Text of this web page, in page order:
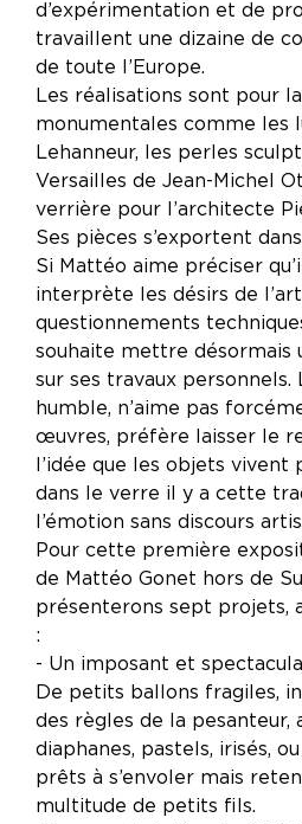
d’expérimentation et de
travaillent une dizaine de
de toute l’Europe.
Les réalisations sont pour
monumentales comme les
Lehanneur, les perles
Versailles de Jean-Michel
verrière pour l’architecte
Ses pièces s’exportent
Si Mattéo aime préciser
interprète les désirs de
questionnements
souhaite mettre désormais
sur ses travaux personnels.
humble, n’aime pas
œuvres, préfère laisser le
l’idée que les objets vivent
dans le verre il y a cette
l’émotion sans discours
Pour cette première
de Mattéo Gonet hors de
présenterons sept projets,
:
- Un imposant et
De petits ballons fragiles,
des règles de la pesanteur,
diaphanes, pastels, irisés,
prêts à s’envoler mais
multitude de petits fils.